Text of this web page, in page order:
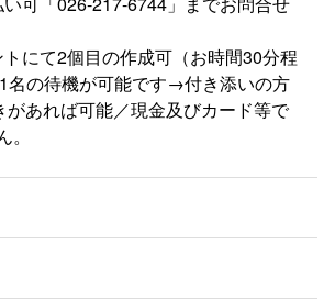
にて2個目の作成可（お時間30分程
名の待機が可能です→付き添いの方
あれば可能／現金及びカード等で